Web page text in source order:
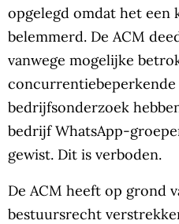
opgelegd omdat het
belemmerd. De ACM
vanwege mogelijke
concurrentiebeperkende
bedrijfsonderzoek
bedrijf WhatsApp-
gewist. Dit is verboden.
De ACM heeft op grond
bestuursrecht